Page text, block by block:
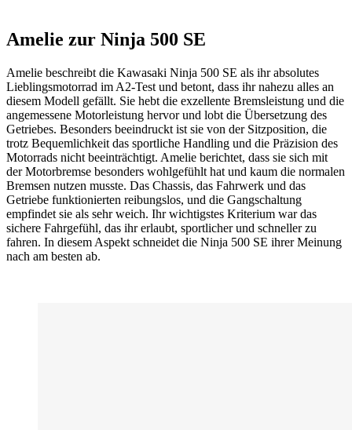
Amelie zur Ninja 500 SE
Amelie beschreibt die Kawasaki Ninja 500 SE als ihr absolutes
Lieblingsmotorrad im A2-Test und betont, dass ihr nahezu alles an
diesem Modell gefällt. Sie hebt die exzellente Bremsleistung und die
angemessene Motorleistung hervor und lobt die Übersetzung des
Getriebes. Besonders beeindruckt ist sie von der Sitzposition, die
trotz Bequemlichkeit das sportliche Handling und die Präzision des
Motorrads nicht beeinträchtigt. Amelie berichtet, dass sie sich mit
der Motorbremse besonders wohlgefühlt hat und kaum die normalen
Bremsen nutzen musste. Das Chassis, das Fahrwerk und das
Getriebe funktionierten reibungslos, und die Gangschaltung
empfindet sie als sehr weich. Ihr wichtigstes Kriterium war das
sichere Fahrgefühl, das ihr erlaubt, sportlicher und schneller zu
fahren. In diesem Aspekt schneidet die Ninja 500 SE ihrer Meinung
nach am besten ab.